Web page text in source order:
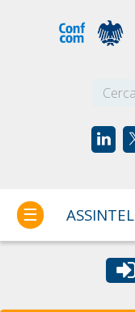
☰ ASSINTEL